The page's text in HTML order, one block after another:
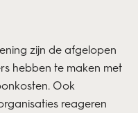
zijn de afgelopen
hebben te maken met
Ook
reageren